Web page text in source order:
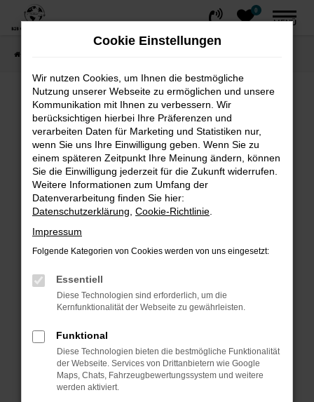
Zum
springen
0
MENÜ
Fehler: Network Error
Beim Laden ist ein Fehler aufgetreten.
Hier sind ein paar Tipps, die dir helfen können:
Überprüfe deine Firewall und deine
Internetverbindung.
Laden andere Webseiten, zum Beispiel
Prüfe deine Browsererweiterungen.
können das Laden bestimmter Seiten
verhindern. Funktioniert die Seite in einem
anderen Browser oder in einem privaten
Fenster?
Starte dein Gerät neu.
Das kann manchmal helfen,
vorübergehende Probleme zu beheben.
Cookie Einstellungen
Wir nutzen Cookies, um Ihnen die bestmögliche
Nutzung unserer Webseite zu ermöglichen und unsere
Kommunikation mit Ihnen zu verbessern. Wir
berücksichtigen hierbei Ihre Präferenzen und
verarbeiten Daten für Marketing und Statistiken nur,
wenn Sie uns Ihre Einwilligung geben. Wenn Sie zu
einem späteren Zeitpunkt Ihre Meinung ändern, können
Sie die Einwilligung jederzeit für die Zukunft widerrufen.
Weitere Informationen zum Umfang der
Datenverarbeitung finden Sie hier:
Datenschutzerklärung Cookie-Richtlinie
Impressum
Folgende Kategorien von Cookies werden von uns eingesetzt:
Essentiell
Diese Technologien sind erforderlich, um die
Kernfunktionalität der Webseite zu gewährleisten.
Funktional
Diese Technologien bieten die bestmögliche Funktionalität
der Webseite. Services von Drittanbietern wie Google
Maps, Chats, Fahrzeugbewertungssystem und weitere
werden aktiviert.